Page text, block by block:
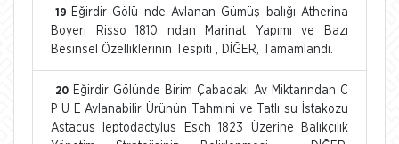
19
Eğirdir Gölü nde Avlanan Gümüş balığı Atherina
Boyeri Risso 1810 ndan Marinat Yapımı ve Bazı
Besinsel Özelliklerinin Tespiti , DİĞER, Tamamlandı.
20 Eğirdir Gölünde Birim Çabadaki Av Miktarından C
P U E Avlanabilir Ürünün Tahmini ve Tatlı su İstakozu
Astacus leptodactylus Esch 1823 Üzerine Balıkçılık